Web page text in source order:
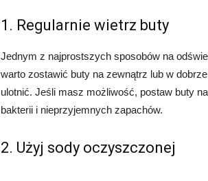
1. Regularnie wietrz buty
Jednym z najprostszych sposobów na
warto zostawić buty na zewnątrz lub w
ulotnić. Jeśli masz możliwość, postaw buty
bakterii i nieprzyjemnych zapachów.
2. Użyj sody oczyszczonej